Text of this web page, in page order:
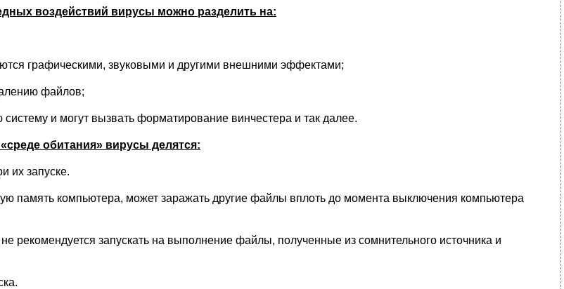
воздействий вирусы можно разделить на:
графическими, звуковыми и другими внешними эффектами;
файлов;
и могут вызвать форматирование винчестера и так далее.
обитания» вирусы делятся:
их запуске.
память компьютера, может заражать другие файлы вплоть до момента выключения компьютера
рекомендуется запускать на выполнение файлы, полученные из сомнительного источника и